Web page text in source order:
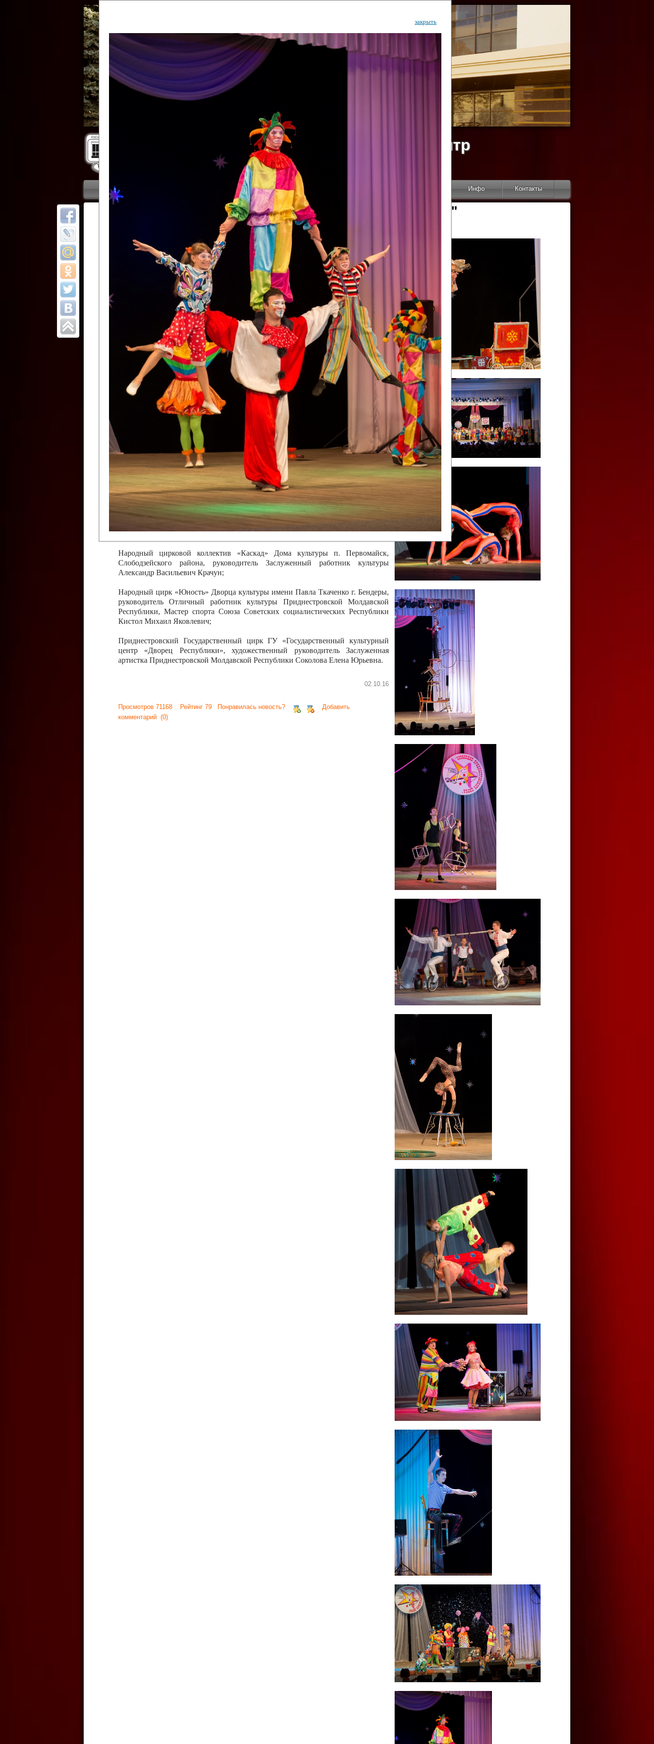
Государственный культурный центр
Дворец Республики
Главная Новости Инфо Контакты
ОТЧЕТЫ ГКЦ "ДВОРЕЦ РЕСПУБЛИКИ"
закрыть
Финал Республиканского фестиваля
цирковых коллективов "Созвездие
Приднестровского цирка"
Участники фестиваля:
Образцовый эстрадно-цирковой коллектив «Ровесник» Дом культуры с.
Протягайловка, г. Бендеры , руководитель Рогожинер Светлана Георгиевна
Народный цирковой клоунский коллектив «Шари-вари» МУ «Культурно-
досуговый центр «Шелковик» г.Бендеры, руководители Отличные работники
культуры Приднестровской Молдавской Республики Алёна Александровна и
Олег Степанович Райлян;
Народный цирковой коллектив «Энтузиасты» Дома культуры с. Делакеу,
Григориопольского района, руководитель Отличный работник культуры
Приднестровской Молдавской Республики Пётр Петрович Дижмару;
Народный цирковой коллектив «Сперанца» Дома культуры посёлка Красное,
Слободзейского района, руководитель Отличный работник культуры
Приднестровской Молдавской Республики Анжела Владимировна
Казавчинская;
Образцовый эстрадно-цирковой коллектив «Алегро» Дома детско –юношеского
творчества с. Чобручи, Слободзейского района, руководитель Хачатурян Юрий
Владимирович;
Образцовый цирковой коллектив «Радуга» Городской дворец культуры г.
Тирасполь, руководитель Отличный работник культуры Приднестровской
Молдавской Республики Николай Юрьевич Елистратов;
Народный цирковой коллектив «Каскад» Дома культуры п. Первомайск,
Слободзейского района, руководитель Заслуженный работник культуры
Александр Васильевич Крачун;
Народный цирк «Юность» Дворца культуры имени Павла Ткаченко г. Бендеры,
руководитель Отличный работник культуры Приднестровской Молдавской
Республики, Мастер спорта Союза Советских социалистических Республики
Кистол Михаил Яковлевич;
Приднестровский Государственный цирк ГУ «Государственный культурный
центр «Дворец Республики», художественный руководитель Заслуженная
артистка Приднестровской Молдавской Республики Соколова Елена Юрьевна.
02.10.16
Просмотров 71168 Рейтинг 79 Понравилась новость?
Добавить
комментарий (0)